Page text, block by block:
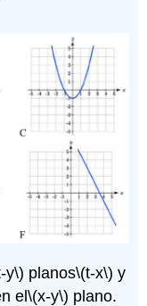
y\) planos\(t-x\) y
el\(x-y\) plano.